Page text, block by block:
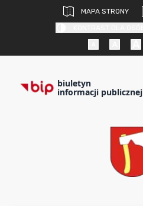
MAPA STRONY
biuletyn
informacji publicznej